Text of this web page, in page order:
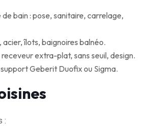
bain : pose, sanitaire, carrelage,
îlots, baignoires balnéo.
extra-plat, sans seuil, design.
Geberit Duofix ou Sigma.
: